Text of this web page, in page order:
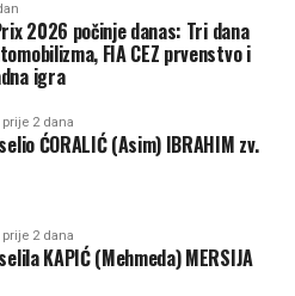
2026 počinje danas: Tri dana
FIA CEZ prvenstvo i
igra
prije 2 dana
ĆORALIĆ (Asim) IBRAHIM zv.
prije 2 dana
KAPIĆ (Mehmeda) MERSIJA